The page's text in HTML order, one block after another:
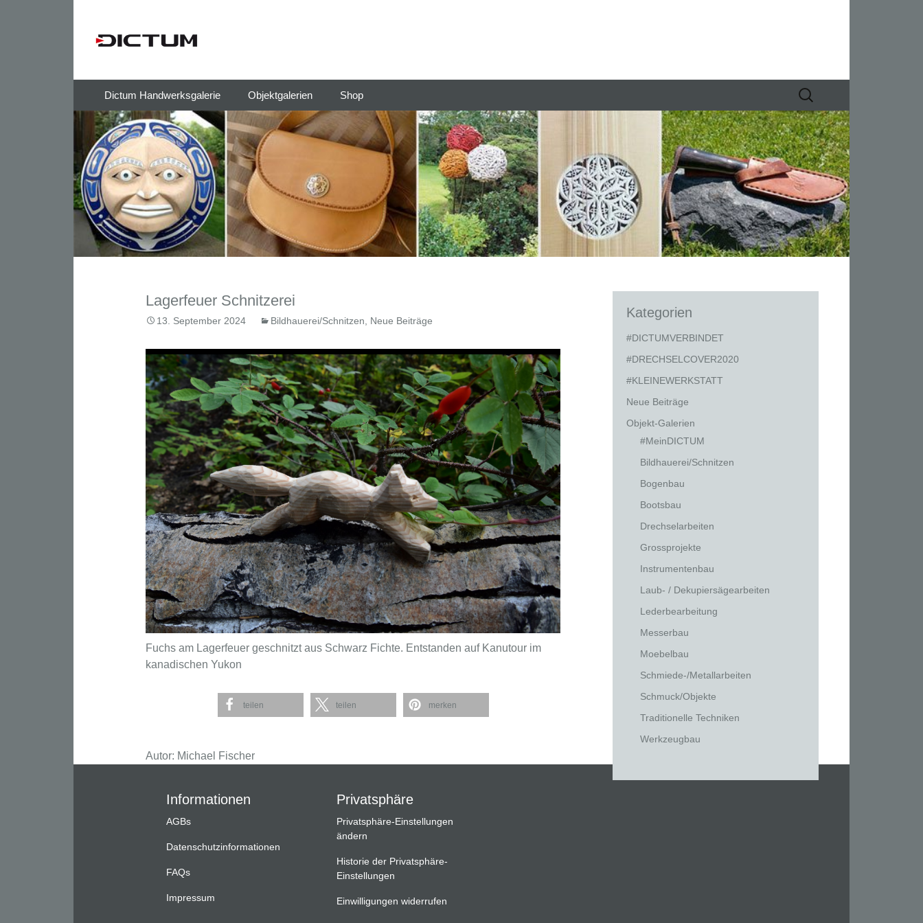
Inhalt
Dictum Handwerksgalerie Objektgalerien Shop
Suchen
nach:
Lagerfeuer Schnitzerei
13. September 2024 Bildhauerei/Schnitzen Neue Beiträge
Fuchs am Lagerfeuer geschnitzt aus Schwarz Fichte. Entstanden auf Kanutour im
kanadischen Yukon
teilen teilen merken
Autor: Michael Fischer
Kategorien
#DICTUMVERBINDET
#DRECHSELCOVER2020
#KLEINEWERKSTATT
Neue Beiträge
Objekt-Galerien
#MeinDICTUM
Bildhauerei/Schnitzen
Bogenbau
Bootsbau
Drechselarbeiten
Grossprojekte
Instrumentenbau
Laub- / Dekupiersägearbeiten
Lederbearbeitung
Messerbau
Moebelbau
Schmiede-/Metallarbeiten
Schmuck/Objekte
Traditionelle Techniken
Werkzeugbau
Informationen
AGBs
Datenschutzinformationen
FAQs
Impressum
Privatsphäre
Privatsphäre-Einstellungen
ändern
Historie der Privatsphäre-
Einstellungen
Einwilligungen widerrufen